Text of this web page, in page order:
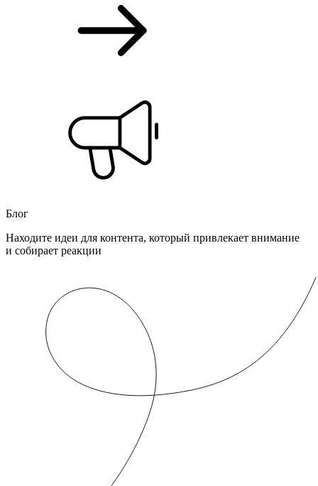
Блог
Находите идеи для контента, который привлекает внимание
и собирает реакции